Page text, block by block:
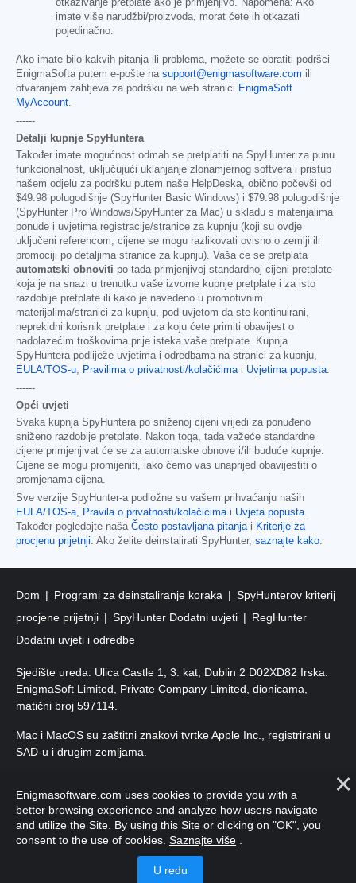
imate više narudžbi/proizvoda, morat ćete ih otkazati
pojedinačno.
Ako imate bilo kakvih pitanja ili problema, možete se obratiti podršci
EnigmaSofta putem e-pošte na support@enigmasoftware.com ili
otvaranjem zahtjeva za podršku na web stranici EnigmaSoft
MyAccount
------
Detalji kupnje SpyHuntera
Također imate mogućnost odmah se pretplatiti na SpyHunter za punu
funkcionalnost, uključujući uklanjanje zlonamjernog softvera i pristup
našem odjelu za podršku putem naše HelpDeska, obično počevši od
$49.98 polugodišnje (SpyHunter Basic Windows) i $79.98 polugodišnje
(SpyHunter Pro Windows/SpyHunter za Mac) u skladu s materijalima
ponude i uvjetima registracije/stranice za kupnju (koji su ovdje
uključeni referencom; cijene se mogu razlikovati ovisno o zemlji ili
promociji po detaljima stranice za kupnju). Vaša će se pretplata
automatski obnoviti po tada primjenjivoj standardnoj cijeni pretplate
koja je na snazi u trenutku vaše izvorne kupnje pretplate i za isto
razdoblje pretplate ili kako je navedeno u promotivnim
materijalima/stranici za kupnju, pod uvjetom da ste kontinuirani,
neprekidni korisnik pretplate i za koju ćete primiti obavijest o
nadolazećim troškovima prije isteka vaše pretplate. Kupnja
SpyHuntera podliježe uvjetima i odredbama na stranici za kupnju,
EULA/TOS-u
Pravilima o privatnosti/kolačićima i Uvjetima popusta
------
Opći uvjeti
Svaka kupnja SpyHuntera po sniženoj cijeni vrijedi za ponuđeno
sniženo razdoblje pretplate. Nakon toga, tada važeće standardne
cijene primjenjivat će se za automatske obnove i/ili buduće kupnje.
Cijene se mogu promijeniti, iako ćemo vas unaprijed obavijestiti o
promjenama cijena.
Sve verzije SpyHunter-a podložne su vašem prihvaćanju naših
EULA/TOS-a
Pravila o privatnosti/kolačićima i Uvjeta popusta
Također pogledajte naša Često postavljana pitanja i Kriterije za
procjenu prijetnji . Ako želite deinstalirati SpyHunter, saznajte kako
Dom Programi za deinstaliranje koraka
SpyHunterov kriterij
procjene prijetnji
SpyHunter Dodatni uvjeti
RegHunter
Dodatni uvjeti i odredbe
Sjedište ureda: Ulica Castle 1, 3. kat, Dublin 2 D02XD82 Irska.
EnigmaSoft Limited, Private Company Limited, dionicama,
matični broj 597114.
Mac i MacOS su zaštitni znakovi tvrtke Apple Inc., registrirani u
SAD-u i drugim zemljama.
pridržana.
Enigmasoftware.com uses cookies to provide you with a
better browsing experience and analyze how users navigate
and utilize the Site. By using this Site or clicking on "OK", you
consent to the use of cookies. Saznajte više